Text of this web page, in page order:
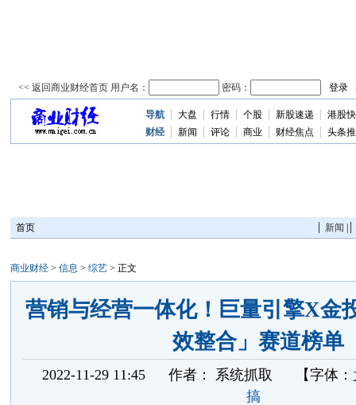
导航 大盘 行情 个股 新股速递
港股
财经
新闻 评论 商业 财经焦点 头条
首页 新闻
商业财经> 信息 > 综艺> 正文
营销与经营一体化！巨量引擎X金
效整合」赛道榜单
2022-11-29 11:45 作者： 系统抓取 【字体：
搞